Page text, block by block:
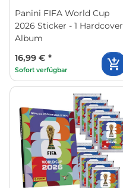
Panini FIFA World Cup
2026 Sticker - 1 Hardcover
Album
16,99 € *
Sofort verfügbar